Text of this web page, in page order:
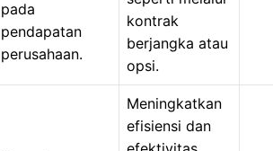
pada
pendapatan
perusahaan.
kontrak
berjangka atau
opsi.
Meningkatkan
efisiensi dan